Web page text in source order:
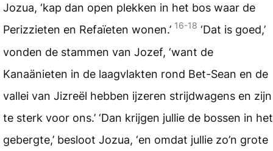
Jozua, ‘kap dan open plekken in het bos waar de
Perizzieten en Refaïeten wonen.’ 16-18 ‘Dat is goed,’
vonden de stammen van Jozef, ‘want de
Kanaänieten in de laagvlakten rond Bet-Sean en de
vallei van Jizreël hebben ijzeren strijdwagens en zijn
te sterk voor ons.’ ‘Dan krijgen jullie de bossen in het
gebergte,’ besloot Jozua, ‘en omdat jullie zo’n grote